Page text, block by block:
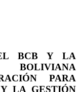
BCB Y LA
BOLIVIANA
PARA
LA GESTIÓN